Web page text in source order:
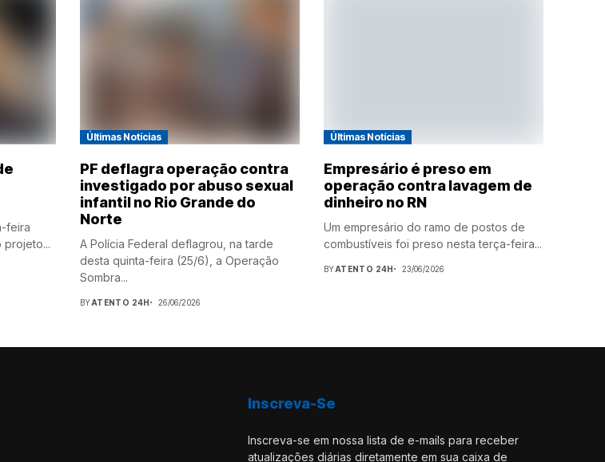
feira
projeto...
Últimas Notícias
PF deflagra operação contra
investigado por abuso sexual
infantil no Rio Grande do
Norte
A Polícia Federal deflagrou, na tarde
desta quinta-feira (25/6), a Operação
Sombra...
BYATENTO 24H 26/06/2026
Últimas Notícias
Empresário é preso em
operação contra lavagem de
dinheiro no RN
Um empresário do ramo de postos de
combustíveis foi preso nesta terça-feira...
BYATENTO 24H 23/06/2026
Inscreva-Se
Inscreva-se em nossa lista de e-mails para receber
atualizações diárias diretamente em sua caixa de